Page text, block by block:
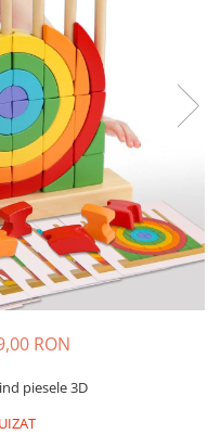
RON
piesele 3D